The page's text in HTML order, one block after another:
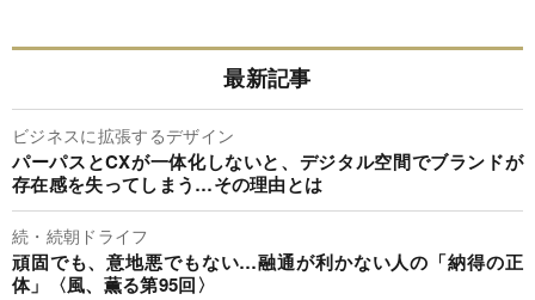
最新記事
ビジネスに拡張するデザイン
パーパスとCXが一体化しないと、デジタル空間でブランドが
存在感を失ってしまう…その理由とは
続・続朝ドライフ
頑固でも、意地悪でもない…融通が利かない人の「納得の正
体」〈風、薫る第95回〉